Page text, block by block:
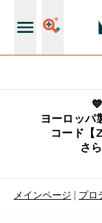
ヨーロッパ
コード【
さ
メインページ プロ